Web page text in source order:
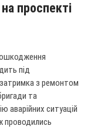
проспекті
під
з ремонтом
та
аварійних ситуацій
проводились